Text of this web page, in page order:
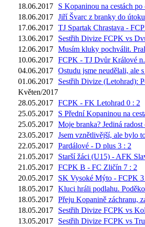
18.06.2017
S Kopaninou na cestách
18.06.2017 Jiří Švarc z branky do
17.06.2017 TJ Spartak Chrastava -
13.06.2017
Sestřih Divize FCPK vs
12.06.2017 Musím kluky pochválit.
10.06.2017 FCPK - TJ Dvůr Králové
04.06.2017 Ostudu jsme neudělali, ale
01.06.2017
Sestřih Divize (Letohrad):
Květen/2017
28.05.2017 FCPK - FK Letohrad 0 : 2
25.05.2017
S Přední Kopaninou na
25.05.2017 Moje branka? Jediná
23.05.2017 Jsem vznětlivější, ale bylo
22.05.2017 Pardálové - D plus 3 : 2
21.05.2017
Starší žáci (U15) - AFK
21.05.2017 FCPK B - FC Zličín 7 : 2
20.05.2017
SK Vysoké Mýto - FCPK
18.05.2017 Kluci hráli podlahu.
18.05.2017 Přeju Kopanině záchranu,
18.05.2017
Sestřih Divize FCPK vs
13.05.2017
Sestřih Divize FCPK vs